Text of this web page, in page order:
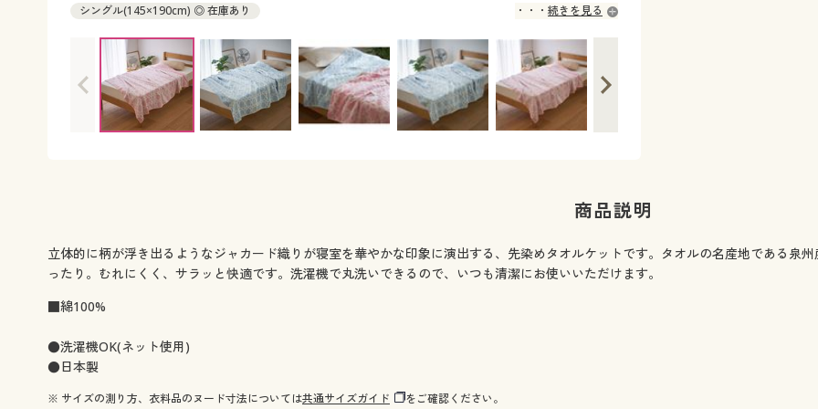
シングル(145×190cm) ◎ 在庫あり 続きを見る
商品説明
立体的に柄が浮き出るようなジャカード織りが寝室を華やかな印象に演出する、先染めタオルケットです。タオルの名産地である泉
ったり。むれにくく、サラッと快適です。洗濯機で丸洗いできるので、いつも清潔にお使いいただけます。
■綿100%
●洗濯機OK(ネット使用)
●日本製
※ サイズの測り方、衣料品のヌード寸法については共通サイズガイド
をご確認ください。